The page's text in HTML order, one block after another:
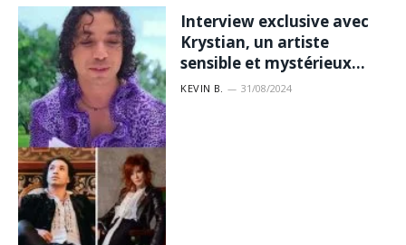
Interview exclusive avec
Krystian, un artiste
sensible et mystérieux…
KEVIN B. 31/08/2024